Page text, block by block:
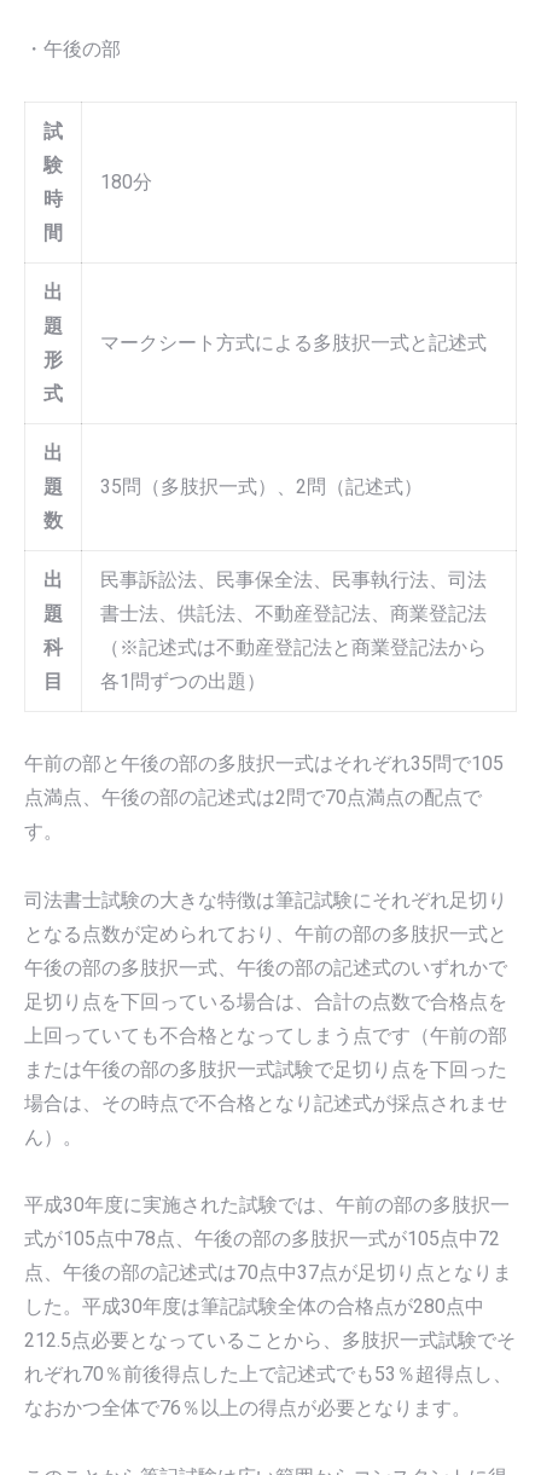
・午後の部
試
験
時
間
180分
出
題
形
式
マークシート方式による多肢択一式と記述式
出
題
数
35問（多肢択一式）、2問（記述式）
出
題
科
目
民事訴訟法、民事保全法、民事執行法、司法
書士法、供託法、不動産登記法、商業登記法
（※記述式は不動産登記法と商業登記法から
各1問ずつの出題）
午前の部と午後の部の多肢択一式はそれぞれ35問で105
点満点、午後の部の記述式は2問で70点満点の配点で
す。
司法書士試験の大きな特徴は筆記試験にそれぞれ足切り
となる点数が定められており、午前の部の多肢択一式と
午後の部の多肢択一式、午後の部の記述式のいずれかで
足切り点を下回っている場合は、合計の点数で合格点を
上回っていても不合格となってしまう点です（午前の部
または午後の部の多肢択一式試験で足切り点を下回った
場合は、その時点で不合格となり記述式が採点されませ
ん）。
平成30年度に実施された試験では、午前の部の多肢択一
式が105点中78点、午後の部の多肢択一式が105点中72
点、午後の部の記述式は70点中37点が足切り点となりま
した。平成30年度は筆記試験全体の合格点が280点中
212.5点必要となっていることから、多肢択一式試験でそ
れぞれ70％前後得点した上で記述式でも53％超得点し、
なおかつ全体で76％以上の得点が必要となります。